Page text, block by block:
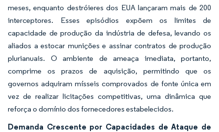
meses, enquanto destróieres dos EUA lançaram mais de 200
interceptores. Esses episódios expõem os limites de
capacidade de produção da indústria de defesa, levando os
aliados a estocar munições e assinar contratos de produção
plurianuais. O ambiente de ameaça imediata, portanto,
comprime os prazos de aquisição, permitindo que os
governos adquiram mísseis comprovados de fonte única em
vez de realizar licitações competitivas, uma dinâmica que
reforça o domínio dos fornecedores estabelecidos.
Demanda Crescente por Capacidades de Ataque de